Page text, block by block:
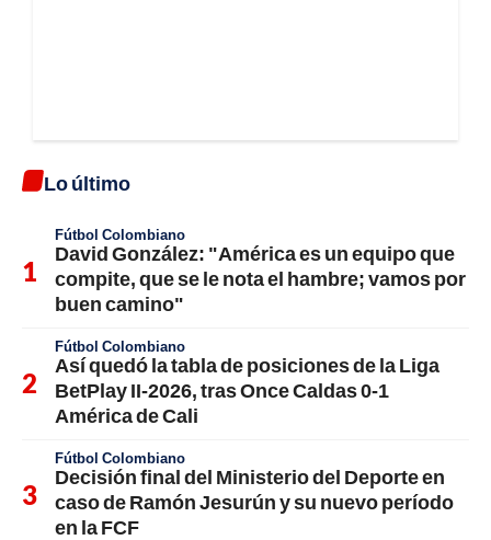
Lo último
Fútbol Colombiano
David González: "América es un equipo que
compite, que se le nota el hambre; vamos por
buen camino"
Fútbol Colombiano
Así quedó la tabla de posiciones de la Liga
BetPlay II-2026, tras Once Caldas 0-1
América de Cali
Fútbol Colombiano
Decisión final del Ministerio del Deporte en
caso de Ramón Jesurún y su nuevo período
en la FCF